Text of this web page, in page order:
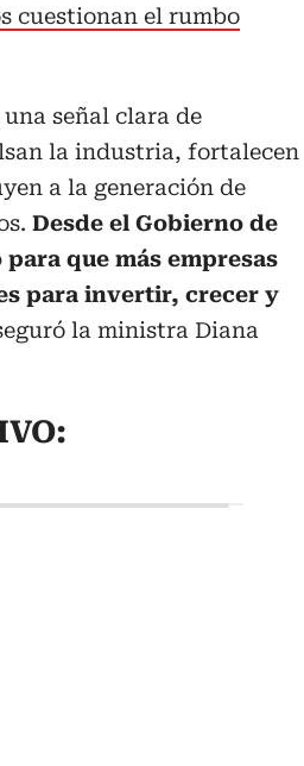
cuestionan el rumbo
señal clara de
la industria, fortalecen
a la generación de
Desde el Gobierno de
que más empresas
para invertir, crecer y
la ministra Diana